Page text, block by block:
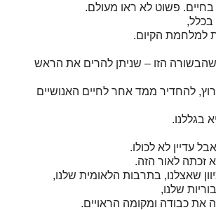
פשוט לא ראו מעולם.
למלחמת הקיום.
שהבשורה הזו – שניתן להרים את הראש
להחדיר ממד אחר לחיים האנושיים
בגללנו.
עדיין לא לכולו.
זכתה לאור הזה.
שאצלנו, בתרבות הלאומית שלנו,
שלנו,
את כבודה ומקומה הראויים.